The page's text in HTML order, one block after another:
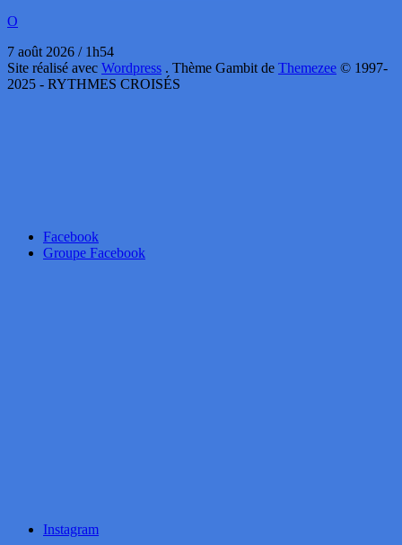
O
7 août 2026 / 1h54
Site réalisé avec Wordpress . Thème Gambit de Themezee © 1997-
2025 - RYTHMES CROISÉS
Facebook
Groupe Facebook
Instagram